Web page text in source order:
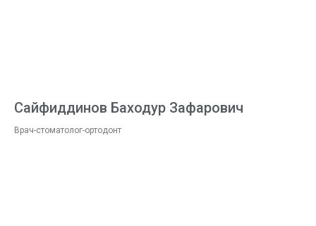
Сайфиддинов Баходур Зафарович
Врач-стоматолог-ортодонт